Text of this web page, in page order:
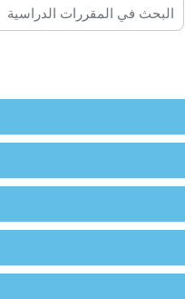
البحث في المقررات الدراسية